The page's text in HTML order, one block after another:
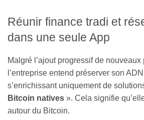
Réunir finance tradi et
dans une seule App
Malgré l’ajout progressif de
l’entreprise entend préserver son
s’enrichissant uniquement de
Bitcoin natives ». Cela signifie
autour du Bitcoin.